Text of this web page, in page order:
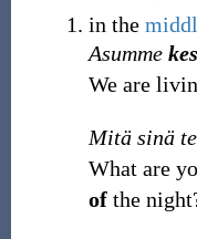
in the
Asumme
We are
Mitä sinä
What are
ofthe